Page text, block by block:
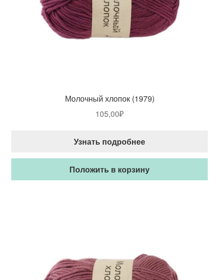
Молочный хлопок (1979)
105,00₽
Узнать подробнее
Положить в корзину